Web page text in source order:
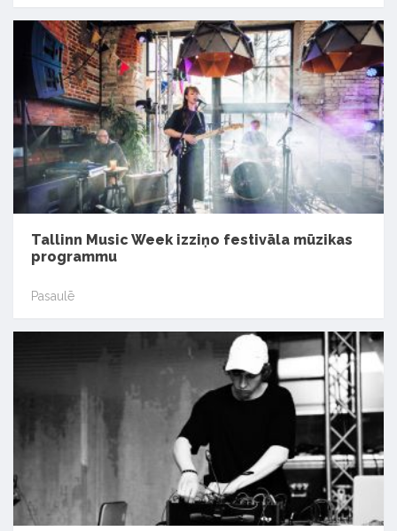
Tallinn Music Week izziņo festivāla mūzikas
programmu
Pasaulē